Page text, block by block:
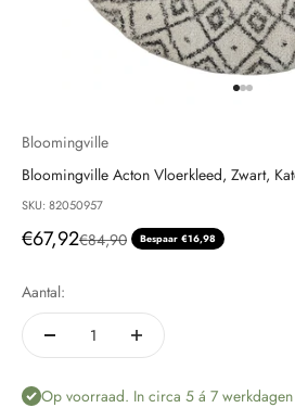
Bloomingville
Bloomingville Acton Vloerkleed, Zwart,
SKU: 82050957
Aanbiedingsprijs
€67,92Normale prijs
€84,90 Bespaar €16,98
Aantal:
Op voorraad. In circa 5 á 7